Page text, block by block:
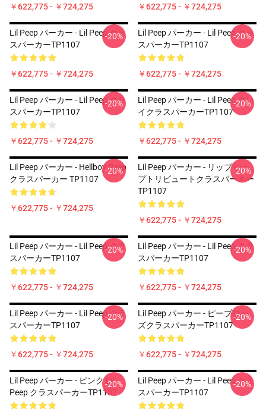
￥622,775 - ￥724,275 ￥622,775 - ￥724,275
Lil Peep パーカー - Lil Peep クラ
スパーカーTP1107
￥622,775 - ￥724,275
-20%
Lil Peep パーカー - Lil Peep クラ
スパーカーTP1107
￥622,775 - ￥724,275
-20%
Lil Peep パーカー - Lil Peep クラ
スパーカーTP1107
￥622,775 - ￥724,275
-20%
Lil Peep パーカー - Lil Peep クレ
イクラスパーカーTP1107
￥622,775 - ￥724,275
-20%
Lil Peep パーカー - Hellboy Peep
クラスパーカー TP1107
￥622,775 - ￥724,275
-20%
Lil Peep パーカー - リップピー
プトリビュートクラスパーキー
TP1107
￥622,775 - ￥724,275
-20%
Lil Peep パーカー - Lil Peep クラ
スパーカーTP1107
￥622,775 - ￥724,275
-20%
Lil Peep パーカー - Lil Peep クラ
スパーカーTP1107
￥622,775 - ￥724,275
-20%
Lil Peep パーカー - Lil Peep クラ
スパーカーTP1107
￥622,775 - ￥724,275
-20%
Lil Peep パーカー - ピープロー
ズクラスパーカーTP1107
￥622,775 - ￥724,275
-20%
Lil Peep パーカー - ピンク Lil
Peep クラスパーカーTP1107
-20%
Lil Peep パーカー - Lil Peep クラ
スパーカーTP1107
-20%